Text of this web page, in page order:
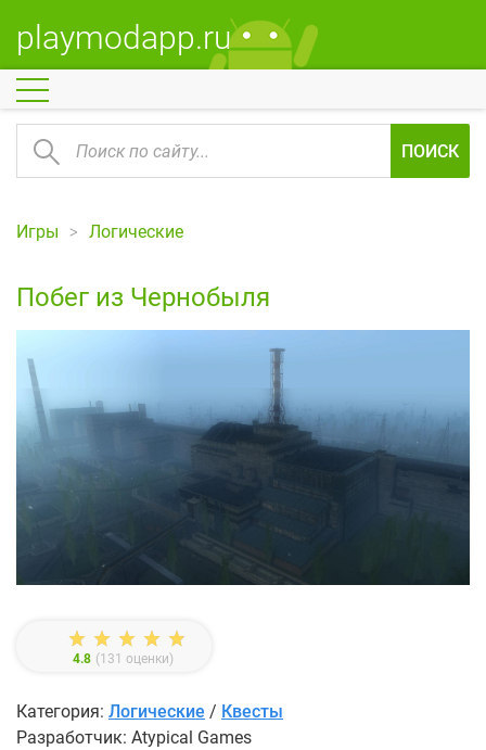
playmodapp.ru
ПОИСК
Игры Логические
Побег из Чернобыля
4.8 (131 оценки)
Категория: Логические / Квесты
Разработчик: Atypical Games